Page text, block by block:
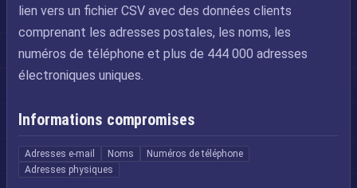
lien vers un fichier CSV avec des données clients
comprenant les adresses postales, les noms, les
numéros de téléphone et plus de 444 000 adresses
électroniques uniques.
Informations compromises
Adresses e-mail Noms
Numéros de téléphone
Adresses physiques